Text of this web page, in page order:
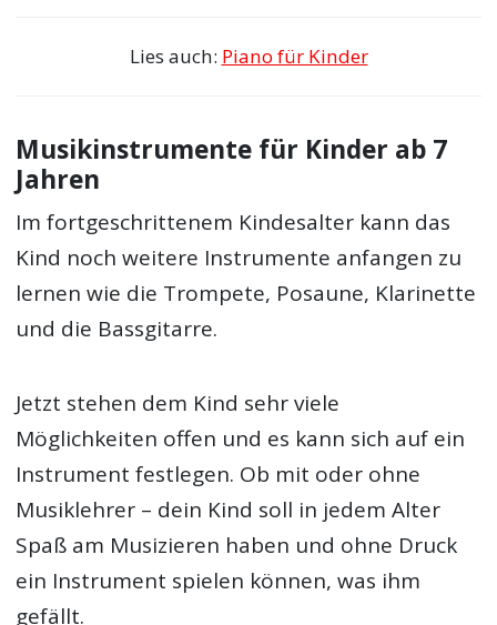
Lies auch: Piano für Kinder
Musikinstrumente für Kinder ab 7
Jahren
Im fortgeschrittenem Kindesalter kann das
Kind noch weitere Instrumente anfangen zu
lernen wie die Trompete, Posaune, Klarinette
und die Bassgitarre.
Jetzt stehen dem Kind sehr viele
Möglichkeiten offen und es kann sich auf ein
Instrument festlegen. Ob mit oder ohne
Musiklehrer – dein Kind soll in jedem Alter
Spaß am Musizieren haben und ohne Druck
ein Instrument spielen können, was ihm
gefällt.